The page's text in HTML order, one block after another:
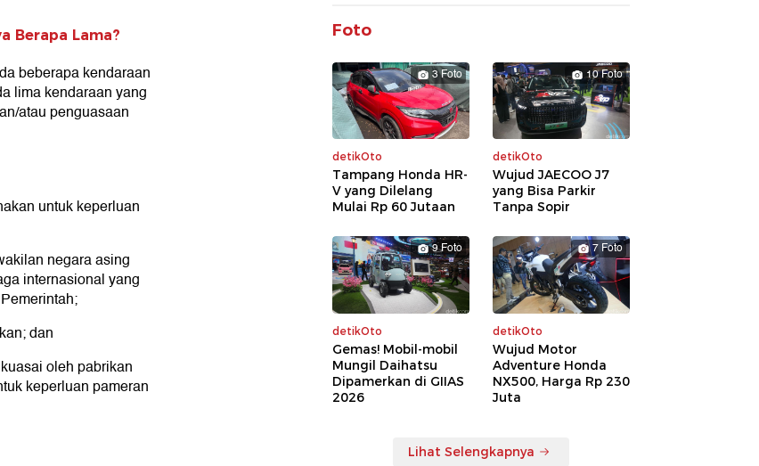
Berapa Lama?
beberapa kendaraan
lima kendaraan yang
atau penguasaan
untuk keperluan
negara asing
internasional yang
dan
oleh pabrikan
keperluan pameran
Foto
3 Foto
detikOto
Tampang Honda HR-
V yang Dilelang
Mulai Rp 60 Jutaan
10 Foto
detikOto
Wujud JAECOO J7
yang Bisa Parkir
Tanpa Sopir
9 Foto
detikOto
Gemas! Mobil-mobil
Mungil Daihatsu
Dipamerkan di GIIAS
2026
7 Foto
detikOto
Wujud Motor
Adventure Honda
NX500, Harga Rp 230
Juta
Lihat Selengkapnya